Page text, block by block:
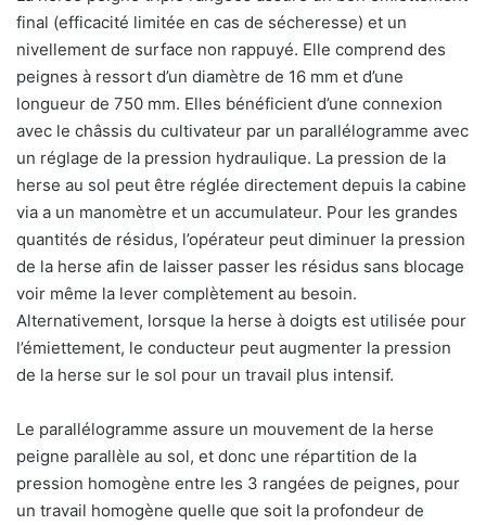
final (efficacité limitée en cas de sécheresse) et un
nivellement de surface non rappuyé. Elle comprend des
peignes à ressort d’un diamètre de 16 mm et d’une
longueur de 750 mm. Elles bénéficient d’une connexion
avec le châssis du cultivateur par un parallélogramme avec
un réglage de la pression hydraulique. La pression de la
herse au sol peut être réglée directement depuis la cabine
via a un manomètre et un accumulateur. Pour les grandes
quantités de résidus, l’opérateur peut diminuer la pression
de la herse afin de laisser passer les résidus sans blocage
voir même la lever complètement au besoin.
Alternativement, lorsque la herse à doigts est utilisée pour
l’émiettement, le conducteur peut augmenter la pression
de la herse sur le sol pour un travail plus intensif.
Le parallélogramme assure un mouvement de la herse
peigne parallèle au sol, et donc une répartition de la
pression homogène entre les 3 rangées de peignes, pour
un travail homogène quelle que soit la profondeur de